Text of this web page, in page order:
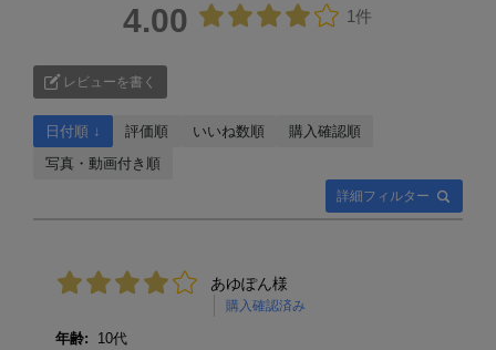
4.00 1件
レビューを書く
詳細フィルター
日付順 ↓ 評価順 いいね数順
購入確認順
写真・動画付き順
あゆぽん様
購入確認済み
年齢:
10代